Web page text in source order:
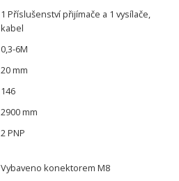
1 Příslušenství přijímače a 1 vysílače,
kabel
0,3-6M
20 mm
146
2900 mm
2 PNP
Vybaveno konektorem M8